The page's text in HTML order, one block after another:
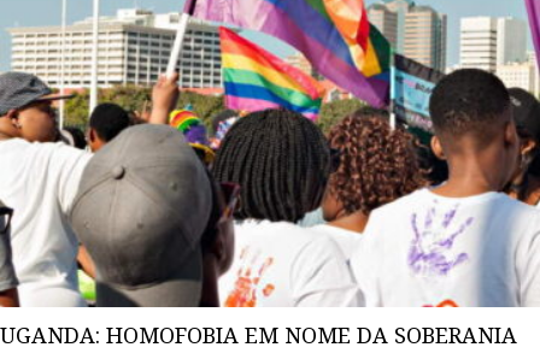
UGANDA: HOMOFOBIA EM NOME DA SOBERANIA